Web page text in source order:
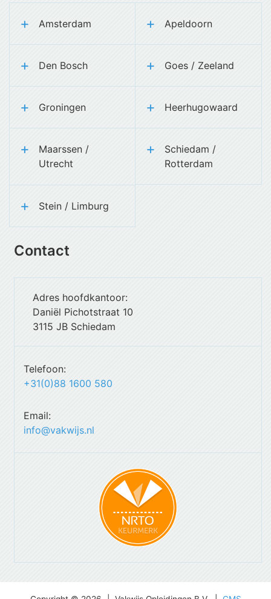
Amsterdam Apeldoorn
Den Bosch Goes / Zeeland
Groningen Heerhugowaard
Maarssen /
Utrecht
Schiedam /
Rotterdam
Stein / Limburg
Contact
Adres hoofdkantoor:
Daniël Pichotstraat 10
3115 JB Schiedam
Telefoon:
+31(0)88 1600 580
Email:
info@vakwijs.nl